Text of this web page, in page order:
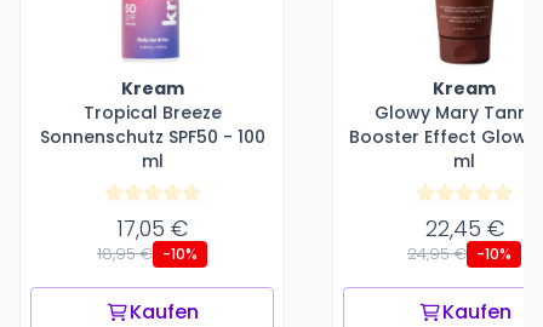
Kream
Tropical Breeze
Sonnenschutz SPF50 - 100
ml
17,05 €
18,95 € -10%
Kaufen
Kream
Glowy Mary
Booster Effect Glow
ml
22,45 €
24,95 € -10%
Kaufen